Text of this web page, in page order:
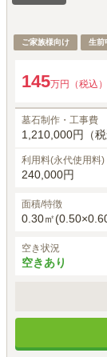
ご家族様向け 生前
145万円（税込
墓石制作・工事費
1,210,000円（税
利用料(永代使用料)
240,000円
面積/特徴
0.30㎡
空き状況
空きあり
墓石工事代には、